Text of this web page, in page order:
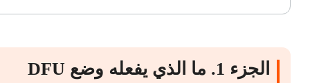
الجزء 1. ما الذي يفعله وضع DFU